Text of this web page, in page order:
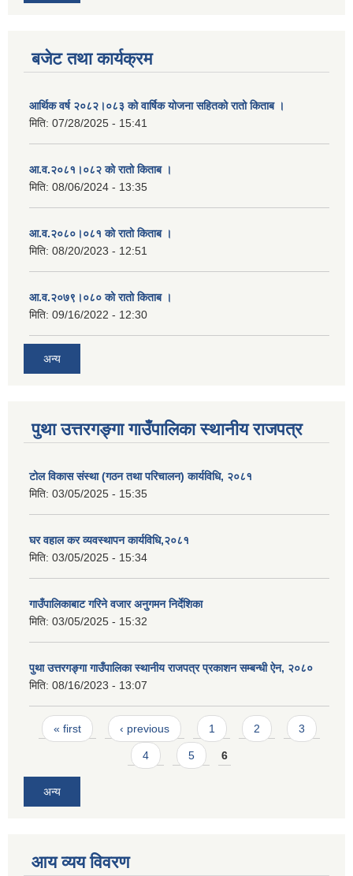
बजेट तथा कार्यक्रम
आर्थिक वर्ष २०८२।०८३ को वार्षिक योजना सहितको रातो किताब ।
मिति: 07/28/2025 - 15:41
आ.व.२०८१।०८२ को रातो किताब ।
मिति: 08/06/2024 - 13:35
आ.व.२०८०।०८१ को रातो किताब ।
मिति: 08/20/2023 - 12:51
आ.व.२०७९।०८० को रातो किताब ।
मिति: 09/16/2022 - 12:30
अन्य
पुथा उत्तरगङ्गा गाउँपालिका स्थानीय राजपत्र
टोल विकास संस्था (गठन तथा परिचालन) कार्यविधि, २०८१
मिति: 03/05/2025 - 15:35
घर वहाल कर व्यवस्थापन कार्यविधि,२०८१
मिति: 03/05/2025 - 15:34
गाउँपालिकाबाट गरिने वजार अनुगमन निर्देशिका
मिति: 03/05/2025 - 15:32
पुथा उत्तरगङ्गा गाउँपालिका स्थानीय राजपत्र प्रकाशन सम्बन्धी ऐन, २०८०
मिति: 08/16/2023 - 13:07
Pages
« first ‹ previous 1 2 3
4 5 6
अन्य
आय व्यय विवरण